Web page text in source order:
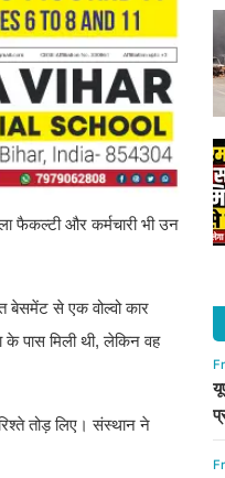
फैकल्टी और कर्मचारी भी उन
बेसमेंट से एक वोल्वो कार
पास मिली थी, लेकिन वह
तोड़ लिए। संस्थान ने